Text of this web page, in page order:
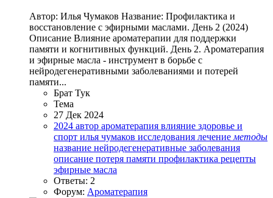
Автор: Илья Чумаков Название: Профилактика и
восстановление с эфирными маслами. День 2 (2024)
Описание Влияние ароматерапии для поддержки
памяти и когнитивных функций. День 2. Ароматерапия
и эфирные масла - инструмент в борьбе с
нейродегенеративными заболеваниями и потерей
памяти...
Брат Тук
Тема
27 Дек 2024
2024 автор ароматерапия влияние здоровье и
спорт илья чумаков исследования лечение методы
название нейродегенеративные заболевания
описание потеря памяти профилактика рецепты
эфирные масла
Ответы: 2
Форум: Ароматерапия